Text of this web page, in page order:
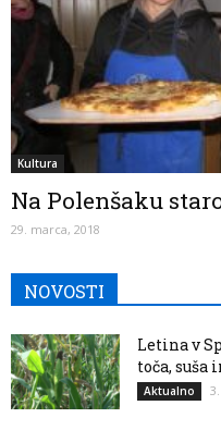
Kultura
Na Polenšaku
29. marca, 2018
NOVOSTI
Letina v
toča, suša
Aktualno